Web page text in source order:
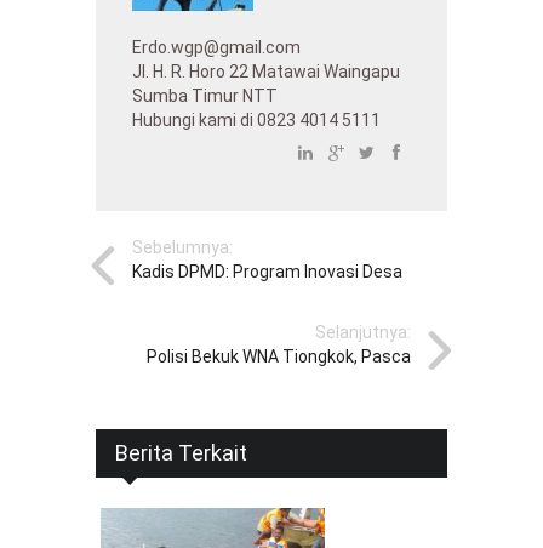
Erdo.wgp@gmail.com
Jl. H. R. Horo 22 Matawai Waingapu
Sumba Timur NTT
Hubungi kami di 0823 4014 5111
Sebelumnya:
Kadis DPMD: Program Inovasi Desa
Selanjutnya:
Polisi Bekuk WNA Tiongkok, Pasca
Berita Terkait